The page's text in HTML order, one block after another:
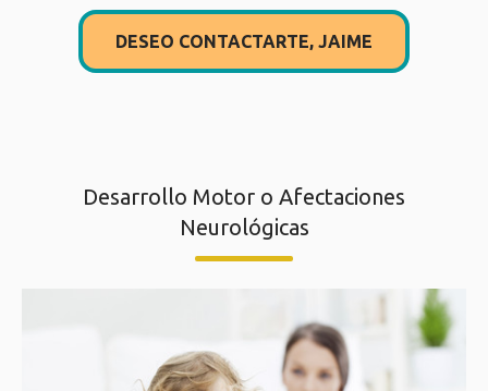
DESEO CONTACTARTE, JAIME
Desarrollo Motor o Afectaciones
Neurológicas